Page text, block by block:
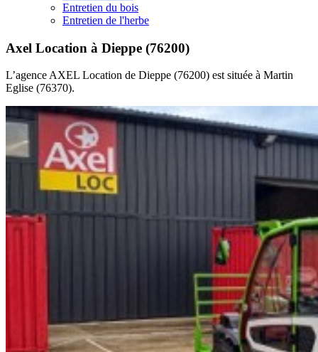
Entretien du bois
Entretien de l'herbe
Axel Location à Dieppe (76200)
L’agence AXEL Location de Dieppe (76200) est située à Martin
Eglise (76370).